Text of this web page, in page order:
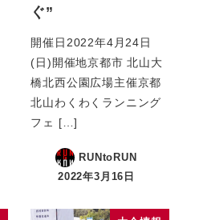
ぐ”
開催日2022年4月24日
(日)開催地京都市 北山大
橋北西公園広場主催京都
北山わくわくランニング
フェ […]
RUNtoRUN
2022年3月16日